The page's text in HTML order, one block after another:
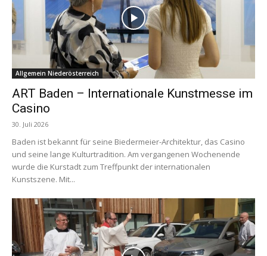
Allgemein Niederösterreich
ART Baden – Internationale Kunstmesse im
Casino
30. Juli 2026
Baden ist bekannt für seine Biedermeier-Architektur, das Casino
und seine lange Kulturtradition. Am vergangenen Wochenende
wurde die Kurstadt zum Treffpunkt der internationalen
Kunstszene. Mit...